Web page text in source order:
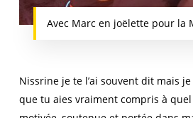
Avec Marc en joëlette pour la
Nissrine je te l’ai souvent dit mais
que tu aies vraiment compris à quel